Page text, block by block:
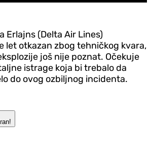
Erlajns (Delta Air Lines)
let otkazan zbog tehničkog kvara,
još nije poznat. Očekuje
istrage koja bi trebalo da
do ovog ozbiljnog incidenta.